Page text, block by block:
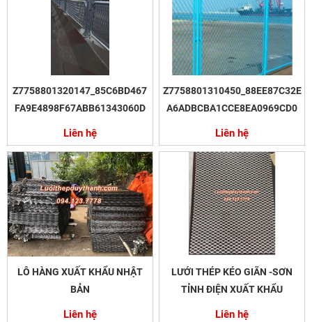
Z7758801320147_85C6BD467
FA9E4898F67ABB61343060D
Liên hệ
Z7758801310450_88EE87C32E
A6ADBCBA1CCE8EA0969CD0
Liên hệ
LÔ HÀNG XUẤT KHẨU NHẬT
BẢN
Liên hệ
LƯỚI THÉP KÉO GIÃN -SƠN
TỈNH ĐIỆN XUẤT KHẨU
Liên hệ